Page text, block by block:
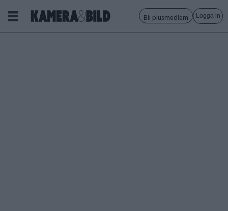
Bli plusmedlem Logga in